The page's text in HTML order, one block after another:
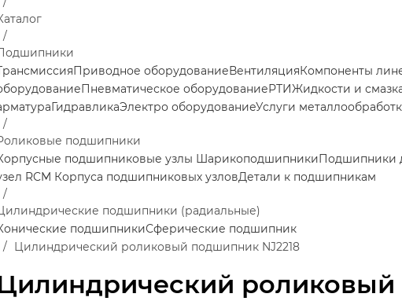
роликовый
Приводное оборудованиеВентиляцияКомпоненты
Пневматическое оборудованиеРТИЖидкости и
ГидравликаЭлектро оборудованиеУслуги
подшипники
подшипниковые узлы ШарикоподшипникиПодшипники
RCM Корпуса подшипниковых узловДетали к подшипникам
подшипники (радиальные)
подшипникиСферические подшипник
Цилиндрический роликовый подшипник NJ2218